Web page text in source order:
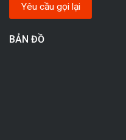
BẢN ĐỒ